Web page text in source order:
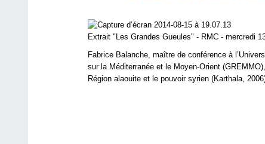
Extrait "Les Grandes Gueules" - RMC - mercredi
Fabrice Balanche, maître de conférence à
sur la Méditerranée et le Moyen-Orient
Région alaouite et le pouvoir syrien (Karthala,